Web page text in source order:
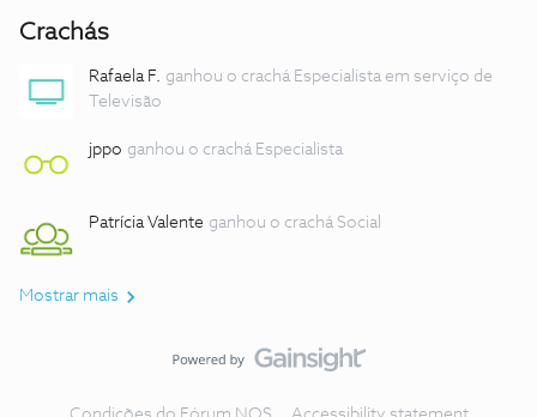
Crachás
Rafaela F. ganhou o crachá Especialista em serviço de
Televisão
jppo ganhou o crachá Especialista
Patrícia Valente ganhou o crachá Social
Mostrar mais